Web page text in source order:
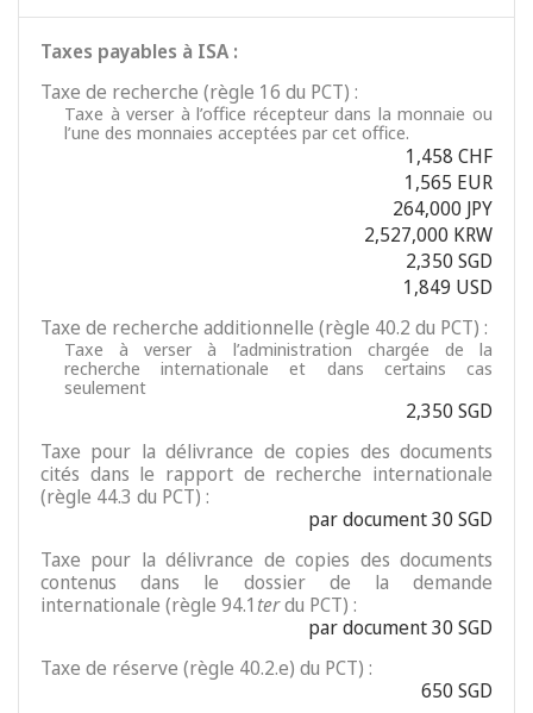
Taxes payables à ISA :
Taxe de recherche (règle 16 du PCT) :
Taxe à verser à l’office récepteur dans la monnaie ou
l’une des monnaies acceptées par cet office.
1,458 CHF
1,565 EUR
264,000 JPY
2,527,000 KRW
2,350 SGD
1,849 USD
Taxe de recherche additionnelle (règle 40.2 du PCT) :
Taxe à verser à l’administration chargée de la
recherche internationale et dans certains cas
seulement
2,350 SGD
Taxe pour la délivrance de copies des documents
cités dans le rapport de recherche internationale
(règle 44.3 du PCT) :
par document 30 SGD
Taxe pour la délivrance de copies des documents
contenus dans le dossier de la demande
internationale (règle 94.1 terdu PCT) :
par document 30 SGD
Taxe de réserve (règle 40.2.e) du PCT) :
650 SGD